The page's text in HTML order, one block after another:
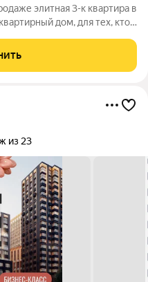
элитная 3-к квартира в
дом, для тех, кто
холл площадью 16,9 кв.м,
из 23